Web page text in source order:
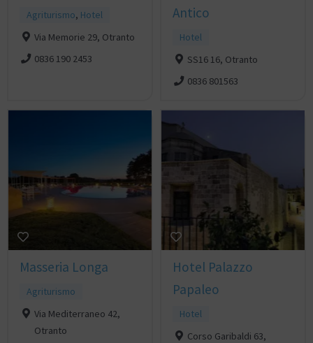
Agriturismo, Hotel
Via Memorie 29, Otranto
0836 190 2453
Antico
Hotel
SS16 16, Otranto
0836 801563
Masseria Longa
Agriturismo
Via Mediterraneo 42,
Otranto
Hotel Palazzo
Papaleo
Hotel
Corso Garibaldi 63,